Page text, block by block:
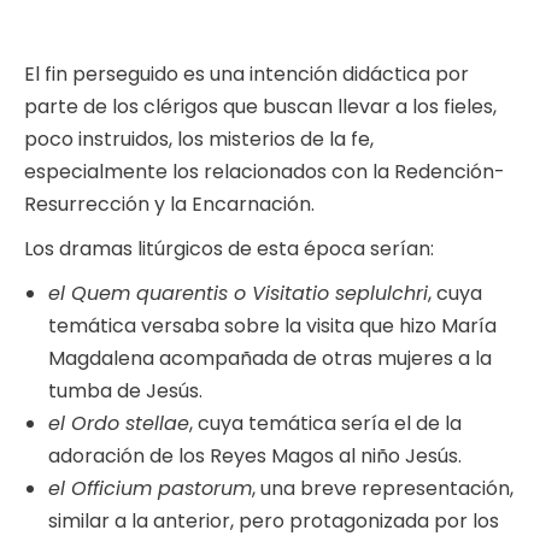
El fin perseguido es una intención didáctica por
parte de los clérigos que buscan llevar a los fieles,
poco instruidos, los misterios de la fe,
especialmente los relacionados con la Redención-
Resurrección y la Encarnación.
Los dramas litúrgicos de esta época serían:
el Quem quarentis o Visitatio seplulchri, cuya
temática versaba sobre la visita que hizo María
Magdalena acompañada de otras mujeres a la
tumba de Jesús.
el Ordo stellae, cuya temática sería el de la
adoración de los Reyes Magos al niño Jesús.
el Officium pastorum, una breve representación,
similar a la anterior, pero protagonizada por los